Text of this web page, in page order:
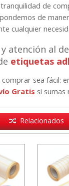
de
de
cualquier
atención al
etiquetas
sea fácil:
Gratis si sumas
Relacionados